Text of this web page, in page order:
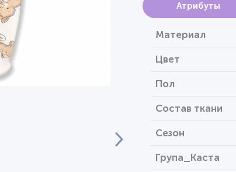
Атрибуты
Материал
Цвет
Пол
Состав ткани
Сезон
Група_Каста